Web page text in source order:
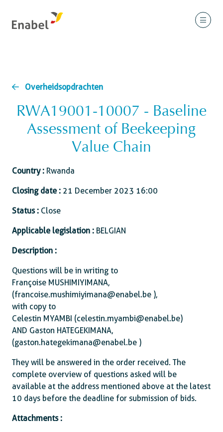
Overheidsopdrachten
RWA19001-10007 - Baseline
Assessment of Beekeeping
Value Chain
Country : Rwanda
Closing date : 21 December 2023 16:00
Status : Close
Applicable legislation : BELGIAN
Description :
Questions will be in writing to
Françoise MUSHIMIYIMANA,
(francoise.mushimiyimana@enabel.be ),
with copy to
Celestin MYAMBI (celestin.myambi@enabel.be)
AND Gaston HATEGEKIMANA,
(gaston.hategekimana@enabel.be )
They will be answered in the order received. The
complete overview of questions asked will be
available at the address mentioned above at the latest
10 days before the deadline for submission of bids.
Attachments :